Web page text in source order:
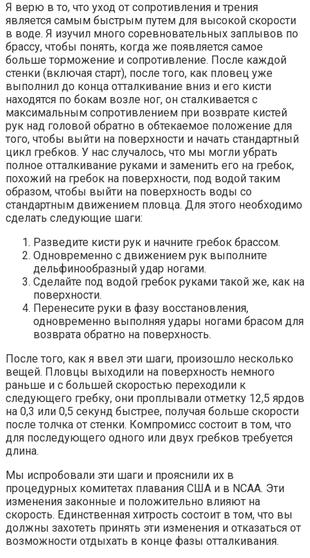
Я верю в то, что уход от сопротивления и трения
является самым быстрым путем для высокой скорости
в воде. Я изучил много соревновательных заплывов по
брассу, чтобы понять, когда же появляется самое
больше торможение и сопротивление. После каждой
стенки (включая старт), после того, как пловец уже
выполнил до конца отталкивание вниз и его кисти
находятся по бокам возле ног, он сталкивается с
максимальным сопротивлением при возврате кистей
рук над головой обратно в обтекаемое положение для
того, чтобы выйти на поверхности и начать стандартный
цикл гребков. У нас случалось, что мы могли убрать
полное отталкивание руками и заменить его на гребок,
похожий на гребок на поверхности, под водой таким
образом, чтобы выйти на поверхность воды со
стандартным движением пловца. Для этого необходимо
сделать следующие шаги:
Разведите кисти рук и начните гребок брассом.
Одновременно с движением рук выполните
дельфинообразный удар ногами.
Сделайте под водой гребок руками такой же, как на
поверхности.
Перенесите руки в фазу восстановления,
одновременно выполняя удары ногами брасом для
возврата обратно на поверхность.
После того, как я ввел эти шаги, произошло несколько
вещей. Пловцы выходили на поверхность немного
раньше и с большей скоростью переходили к
следующего гребку, они проплывали отметку 12,5 ярдов
на 0,3 или 0,5 секунд быстрее, получая больше скорости
после толчка от стенки. Компромисс состоит в том, что
для последующего одного или двух гребков требуется
длина.
Мы испробовали эти шаги и прояснили их в
процедурных комитетах плавания США и в NCAA. Эти
изменения законные и положительно влияют на
скорость. Единственная хитрость состоит в том, что вы
должны захотеть принять эти изменения и отказаться от
возможности отдыхать в конце фазы отталкивания.